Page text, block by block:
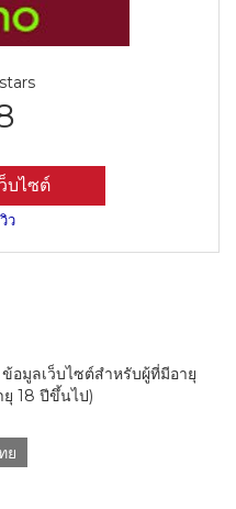
บไซต์
ว
มูลเว็บไซต์สำหรับผู้ที่มีอายุ
ยุ 18 ปีขึ้นไป)
ย